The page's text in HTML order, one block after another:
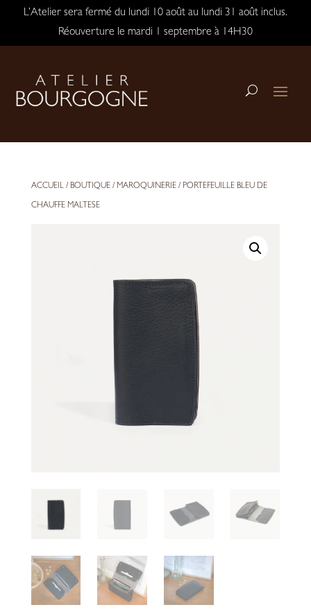
L’Atelier sera fermé du lundi 10 août au lundi 31 août inclus.
Réouverture le mardi 1 septembre à 14H30
ACCUEIL/ BOUTIQUE/ MAROQUINERIE/ PORTEFEUILLE BLEU DE
CHAUFFE MALTESE